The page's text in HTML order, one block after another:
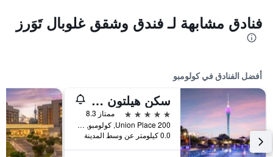
فنادق مشابهة لـ فندق وشقق غلوبال تَوَرز
أفضل الفنادق في كولومبو
سكن هيلتون كولومبو
5 نجوم
ممتاز 8.3
200 Union Place, كولومبو, سريلانكا
0.0 كيلومتر عن وسط المدينة